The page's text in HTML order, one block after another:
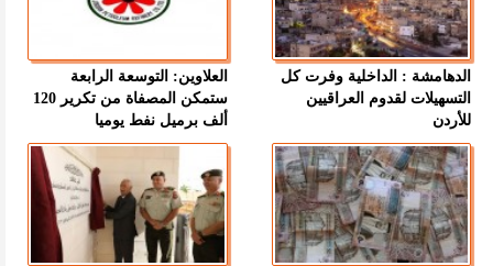
الدهامشة : الداخلية وفرت كل
التسهيلات لقدوم العراقيين
للأردن
العلاوين: التوسعة الرابعة
ستمكن المصفاة من تكرير 120
ألف برميل نفط يوميا